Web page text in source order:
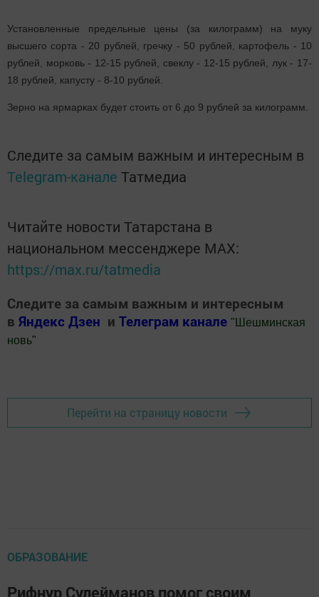
Установленные предельные цены (за килограмм) на муку
высшего сорта - 20 рублей, гречку - 50 рублей, картофель - 10
рублей, морковь - 12-15 рублей, свеклу - 12-15 рублей, лук - 17-
18 рублей, капусту - 8-10 рублей.
Зерно на ярмарках будет стоить от 6 до 9 рублей за килограмм.
Следите за самым важным и интересным в
Telegram-канале Татмедиа
Читайте новости Татарстана в
национальном мессенджере MАХ:
https://max.ru/tatmedia
Следите за самым важным и интересным
в Яндекс Дзен и Телеграм канале " Шешминская
новь"
Перейти на страницу новости
ОБРАЗОВАНИЕ
Рифнур Сулейманов помог своим